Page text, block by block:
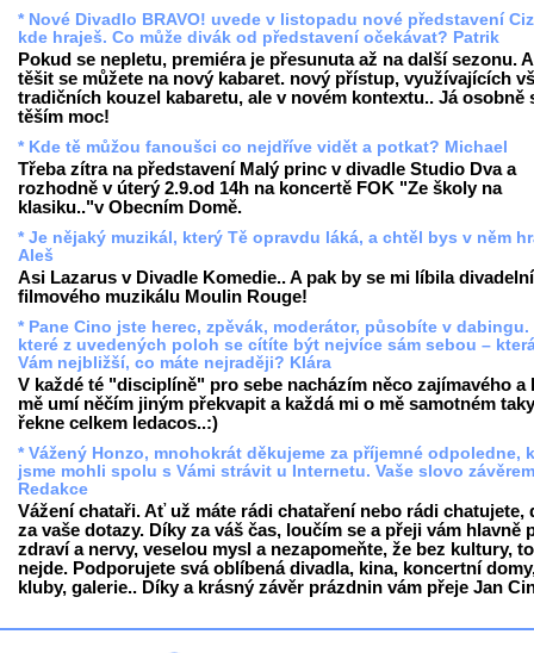
* Nové Divadlo BRAVO! uvede v listopadu nové představení
kde hraješ. Co může divák od představení očekávat? Patrik
Pokud se nepletu, premiéra je přesunuta až na další sezonu.
těšit se můžete na nový kabaret. nový přístup, využívajících
tradičních kouzel kabaretu, ale v novém kontextu.. Já osobně
těším moc!
* Kde tě můžou fanoušci co nejdříve vidět a potkat? Michael
Třeba zítra na představení Malý princ v divadle Studio Dva a
rozhodně v úterý 2.9.od 14h na koncertě FOK "Ze školy na
klasiku.."v Obecním Domě.
* Je nějaký muzikál, který Tě opravdu láká, a chtěl bys v něm
Aleš
Asi Lazarus v Divadle Komedie.. A pak by se mi líbila
filmového muzikálu Moulin Rouge!
* Pane Cino jste herec, zpěvák, moderátor, působíte v dabingu.
které z uvedených poloh se cítíte být nejvíce sám sebou –
Vám nejbližší, co máte nejraději? Klára
V každé té "disciplíně" pro sebe nacházím něco zajímavého a
mě umí něčím jiným překvapit a každá mi o mě samotném taky
řekne celkem ledacos..:)
* Vážený Honzo, mnohokrát děkujeme za příjemné odpoledne,
jsme mohli spolu s Vámi strávit u Internetu. Vaše slovo
Redakce
Vážení chataři. Ať už máte rádi chataření nebo rádi chatujete,
za vaše dotazy. Díky za váš čas, loučím se a přeji vám hlavně
zdraví a nervy, veselou mysl a nezapomeňte, že bez kultury, to
nejde. Podporujete svá oblíbená divadla, kina, koncertní
kluby, galerie.. Díky a krásný závěr prázdnin vám přeje Jan